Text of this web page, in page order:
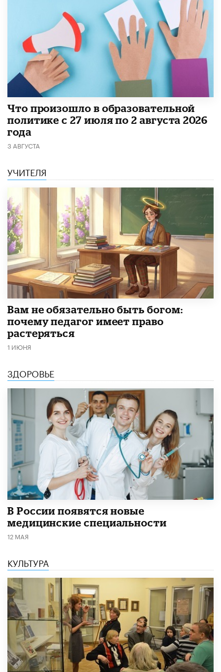
​Что произошло в образовательной
политике с 27 июля по 2 августа 2026
года
3 АВГУСТА
УЧИТЕЛЯ
​Вам не обязательно быть богом:
почему педагог имеет право
растеряться
1 ИЮНЯ
ЗДОРОВЬЕ
В России появятся новые
медицинские специальности
12 МАЯ
КУЛЬТУРА